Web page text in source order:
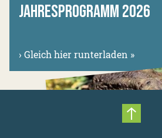
JAHRESPROGRAMM 2026
› Gleich hier runterladen »
Nach